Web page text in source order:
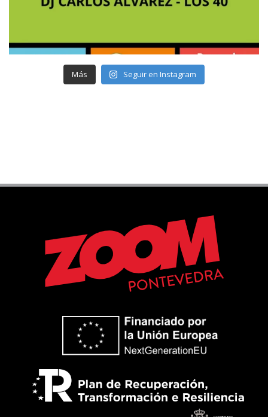
Más Seguir en Instagram